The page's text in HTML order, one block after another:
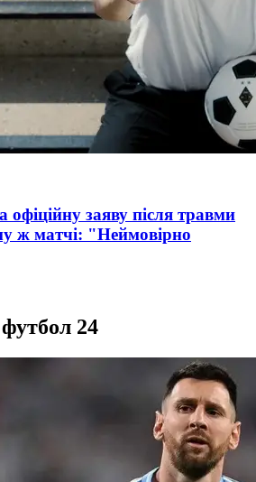
офіційну заяву після травми
ж матчі: "Неймовірно
24